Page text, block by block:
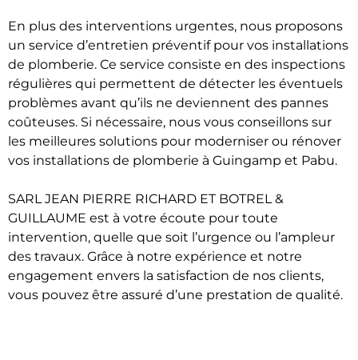
En plus des interventions urgentes, nous proposons
un service d’entretien préventif pour vos installations
de plomberie. Ce service consiste en des inspections
régulières qui permettent de détecter les éventuels
problèmes avant qu’ils ne deviennent des pannes
coûteuses. Si nécessaire, nous vous conseillons sur
les meilleures solutions pour moderniser ou rénover
vos installations de plomberie à Guingamp et Pabu.
SARL JEAN PIERRE RICHARD ET BOTREL &
GUILLAUME est à votre écoute pour toute
intervention, quelle que soit l’urgence ou l’ampleur
des travaux. Grâce à notre expérience et notre
engagement envers la satisfaction de nos clients,
vous pouvez être assuré d’une prestation de qualité.